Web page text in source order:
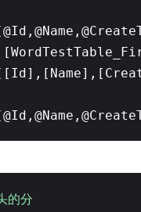
的分